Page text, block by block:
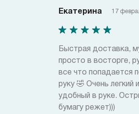
Екатерина 17
Быстрая доставка,
просто в восторге,
все что попадается
руку 🤣 Очень легкий и
удобный в руке.
бумагу режет)))